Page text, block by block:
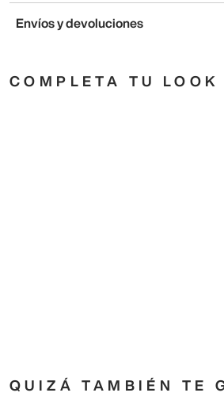
Envíos y devoluciones
COMPLETA TU LOOK
QUIZÁ TAMBIÉN TE